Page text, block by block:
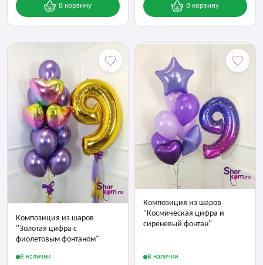
В корзину В корзину
Композиция из шаров
"Золотая цифра с
фиолетовым фонтаном"
В наличии
Композиция из шаров
"Космическая цифра и
сиреневый фонтан"
В наличии